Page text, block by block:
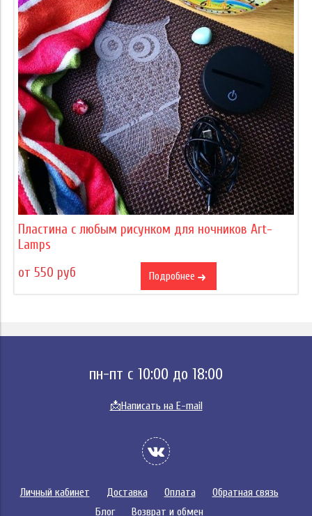
Пластина с любым рисунком для ночников Art-
Lamps
от 550 руб
Подробнее
пн-пт с 10:00 до 18:00
📩Написать на E-mail
Личный кабинет Доставка Оплата
Обратная связь
Блог
Возврат и обмен